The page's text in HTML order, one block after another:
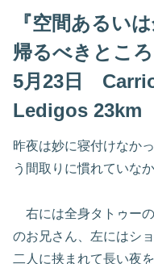
『空間あるい
帰るべきところ
5月23日
Ledigos 23km
昨夜は妙に寝付けなか
う間取りに慣れていな
右には全身タトゥー
のお兄さん、左にはシ
二人に挟まれて長い夜